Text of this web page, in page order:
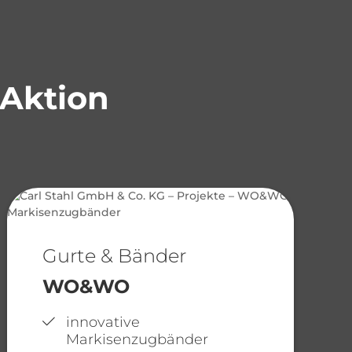
Gurte & Bänder
WO&WO
innovative
Markisenzugbänder